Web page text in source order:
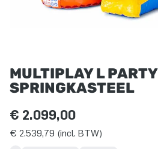
MULTIPLAY L PARTY
SPRINGKASTEEL
€ 2.099,00
€ 2.539,79 (incl. BTW)